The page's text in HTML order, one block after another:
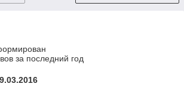
за последний год